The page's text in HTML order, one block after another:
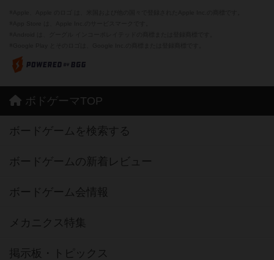
ボドゲーマTOP
ボードゲームを検索する
ボードゲームの新着レビュー
ボードゲーム会情報
メカニクス特集
掲示板・トピックス